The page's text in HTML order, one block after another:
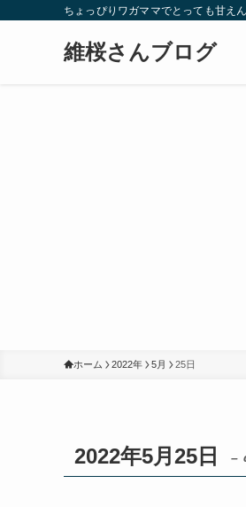
ちょっぴりワガママでとっても甘え
維桜さんブログ
ホーム 2022年 5月 25日
2022年5月25日 –